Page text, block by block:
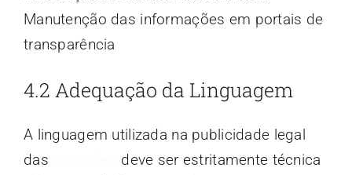
Manutenção das informações em portais de
transparência
4.2 Adequação da Linguagem
A linguagem utilizada na publicidade legal
das
deve ser estritamente técnica